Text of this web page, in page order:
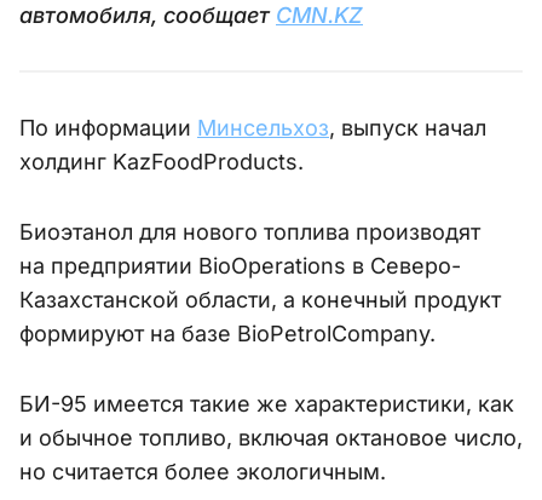
автомобиля, сообщает CMN.KZ
По информации Минсельхоз, выпуск начал
холдинг KazFoodProducts.
Биоэтанол для нового топлива производят
на предприятии BioOperations в Северо-
Казахстанской области, а конечный продукт
формируют на базе BioPetrolCompany.
БИ-95 имеется такие же характеристики, как
и обычное топливо, включая октановое число,
но считается более экологичным.